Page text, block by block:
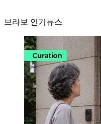
브라보 인기뉴스